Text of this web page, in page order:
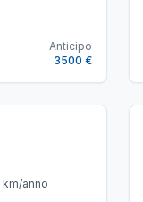
Anticipo
3500 €
km/anno